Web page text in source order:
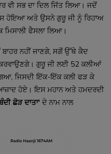
ਵੀ ਸਭ ਦਾ ਦਿਲ ਜਿੱਤ ਲਿਆ। ਜਦੋਂ
ਹੋਇਆ ਅਤੇ ਉਸਨੇ ਗੁਰੂ ਜੀ ਨੂੰ ਰਿਹਾਅ
ਮਿਸਾਲੀ ਫੈਸਲਾ ਲਿਆ।
ਨਹੀਂ ਜਾਣਗੇ, ਸਗੋਂ ਉੱਥੇ ਕੈਦ
ਗੁਰੂ ਜੀ ਲਈ 52 ਕਲੀਆਂ
ਜਿਸਦੀ ਇੱਕ-ਇੱਕ ਕਲੀ ਫੜ ਕੇ
ਆਜ਼ਾਦ ਹੋਏ। ਇਸ ਮਹਾਨ ਅਤੇ ਹਮਦਰਦੀ
ਛੋੜ ਦਾਤਾ' ਦੇ ਨਾਮ ਨਾਲ